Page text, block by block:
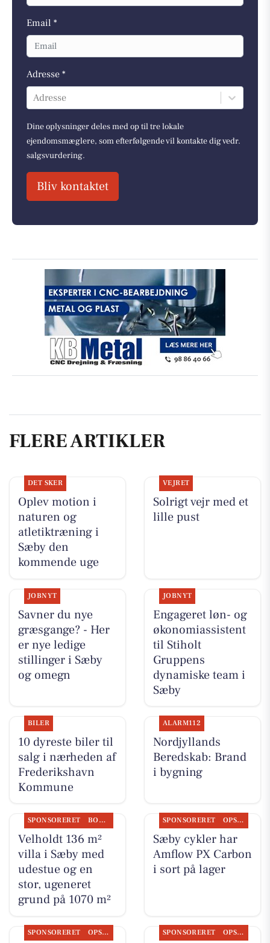
Email *
Adresse *
Adresse
Dine oplysninger deles med op til tre lokale
ejendomsmæglere, som efterfølgende vil kontakte dig vedr.
salgsvurdering.
Bliv kontaktet
FLERE ARTIKLER
DET SKER
Oplev motion i
naturen og
atletiktræning i
Sæby den
kommende uge
VEJRET
Solrigt vejr med et
lille pust
JOBNYT
Savner du nye
græsgange? - Her
er nye ledige
stillinger i Sæby
og omegn
JOBNYT
Engageret løn- og
økonomiassistent
til Stiholt
Gruppens
dynamiske team i
Sæby
BILER
10 dyreste biler til
salg i nærheden af
Frederikshavn
Kommune
ALARM112
Nordjyllands
Beredskab: Brand
i bygning
SPONSORERET BOLIGMARKED
Velholdt 136 m²
villa i Sæby med
udestue og en
stor, ugeneret
grund på 1070 m²
SPONSORERET OPSLAGSTAVLEN
Sæby cykler har
Amflow PX Carbon
i sort på lager
SPONSORERET OPSLAGSTAVLEN SPONSORERET OPSLAGSTAVLEN